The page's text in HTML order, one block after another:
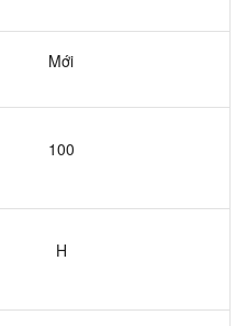
Mới
100
H